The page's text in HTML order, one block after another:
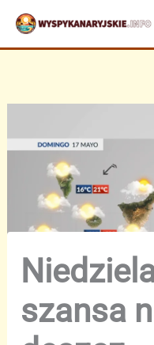
Przejdź
treści
szansa